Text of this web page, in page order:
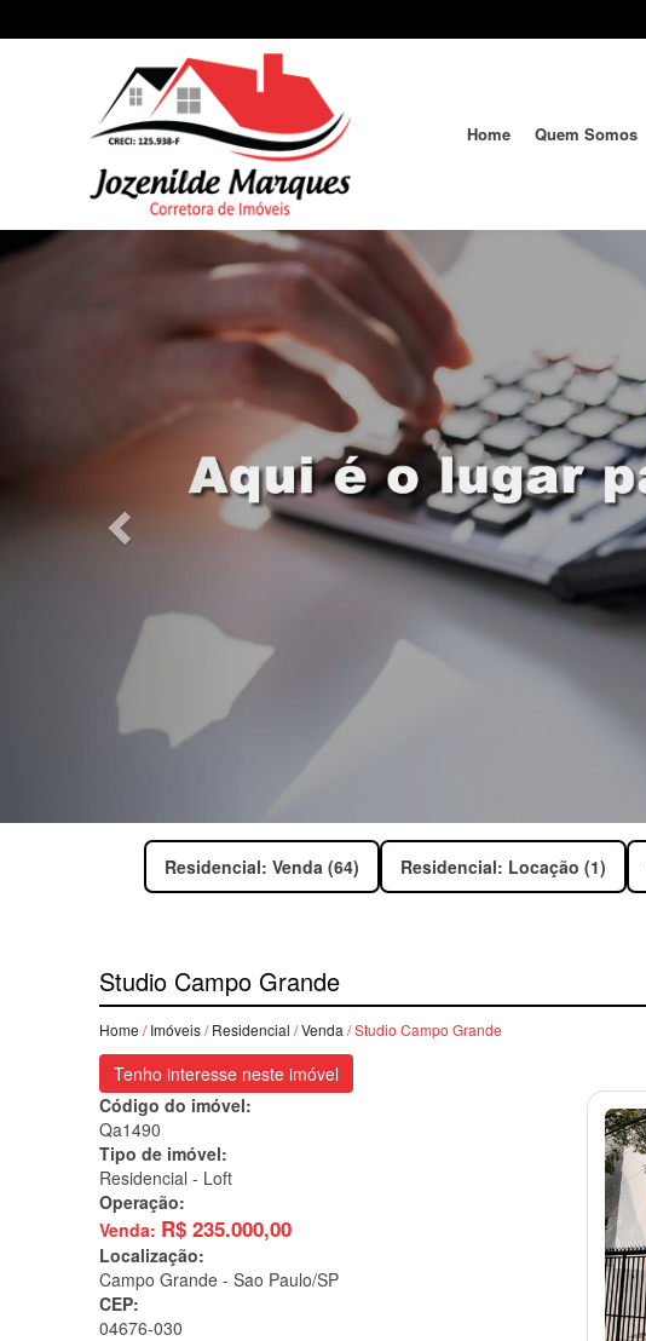
Home Quem Somos
Previous
Residencial: Venda (64) Residencial: Locação (1)
Studio Campo Grande
Home /Imóveis/Residencial /Venda / Studio Campo Grande
Tenho interesse neste imóvel
Código do imóvel:
Qa1490
Tipo de imóvel:
Residencial - Loft
Operação:
Venda: R$ 235.000,00
Localização:
Campo Grande - Sao Paulo/SP
CEP:
04676-030